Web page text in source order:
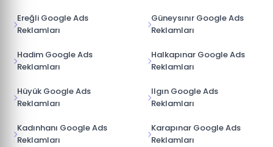
Ereğli Google Ads
Reklamları
Güneysınır Google Ads
Reklamları
Hadim Google Ads
Reklamları
Halkapınar Google Ads
Reklamları
Hüyük Google Ads
Reklamları
Ilgın Google Ads
Reklamları
Kadınhanı Google Ads
Reklamları
Karapınar Google Ads
Reklamları